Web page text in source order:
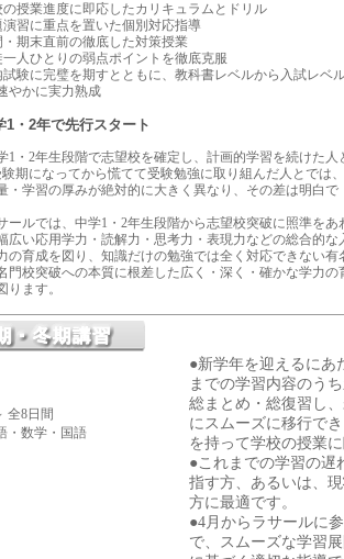
の授業進度に即応したカリキュラムとドリル
演習に重点を置いた個別対応指導
・期末直前の徹底した対策授業
一人ひとりの弱点ポイントを徹底克服
試験に完璧を期すとともに、教科書レベルから入試レベ
やかに実力熟成
1・2年で先行スタート
1・2年生段階で志望校を確定し、計画的学習を続けた人
験期になってから慌てて受験勉強に取り組んだ人とでは、
・学習の厚みが絶対的に大きく異なり、その差は明白で
ールでは、中学1・2年生段階から志望校突破に照準をあ
広い応用学力・読解力・思考力・表現力などの総合的な
の育成を図り、知識だけの勉強では全く対応できない有
門校突破への本質に根差した広く・深く・確かな学力の
ります。
全8日間
・数学・国語
●新学年を迎えるにあ
までの学習内容のう
総まとめ・総復習し
にスムーズに移行で
を持って学校の授業
●これまでの学習の遅
指す方、あるいは、
方に最適です。
●4月からラサールに
で、スムーズな学習